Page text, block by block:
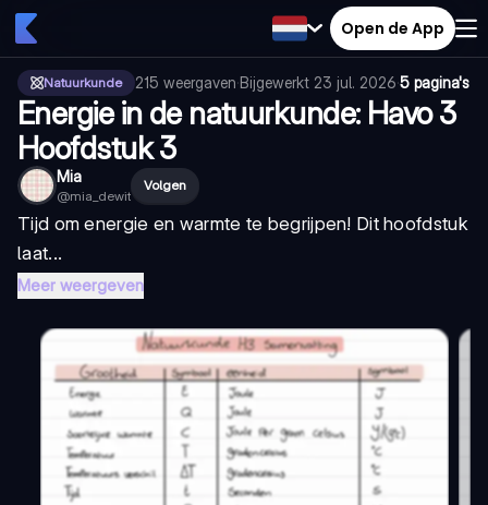
Open de App
Natuurkunde 215 weergaven·Bijgewerkt 23 jul. 2026·5 pagina's
Energie in de natuurkunde: Havo 3
Hoofdstuk 3
Mia
@mia_dewit
Volgen
Tijd om energie en warmte te begrijpen! Dit hoofdstuk
laat...
Meer weergeven